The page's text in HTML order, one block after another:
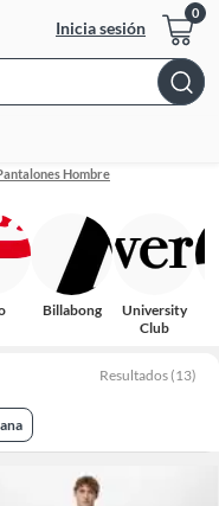
Inicia sesión
Hombre
Billabong
University
Club
Resultados (13)